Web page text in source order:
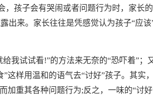
，孩子会有哭闹或者问题行为时，家长
出来。家长往往是凭感觉认为孩子“应该
我试试看!”的方法来无奈的“恐吓着”；
这样用温和的语气去“讨好”孩子。其实
加重其各种问题行为;反之，一味的“讨